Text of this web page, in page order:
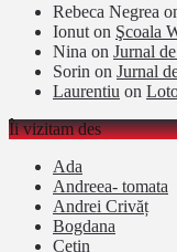
Rebeca Negrea
Ionut on Şcoala
Nina on Jurnal
Sorin on Jurnal
Laurentiu on
Îi vizitam des
Ada
Andreea- tomata
Andrei Crivăț
Bogdana
Cetin